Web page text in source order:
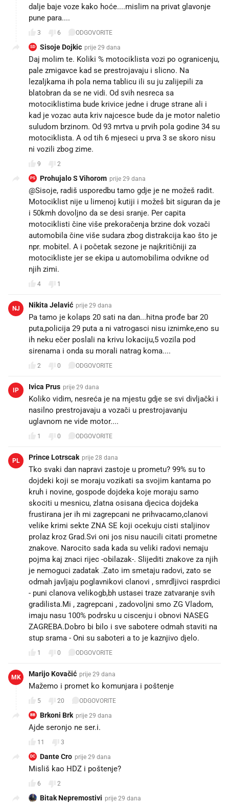
dalje baje voze kako hoće....mislim na privat glavonje
pune para....
3 6 ODGOVORITE
SD Sisoje Dojkic prije 29 dana
Daj molim te. Koliki % motociklista vozi po ogranicenju,
pale zmigavce kad se prestrojavaju i slicno. Na
lezaljkama ih pola nema tablicu ili su ju zalijepili za
blatobran da se ne vidi. Od svih nesreca sa
motociklistima bude krivice jedne i druge strane ali i
kad je vozac auta kriv najcesce bude da je motor naletio
suludom brzinom. Od 93 mrtva u prvih pola godine 34 su
motociklista. A od tih 6 mjeseci u prva 3 se skoro nisu
ni vozili zbog zime.
9 2
PS Prohujalo S Vihorom prije 29 dana
@Sisoje, radiš usporedbu tamo gdje je ne možeš radit.
Motociklist nije u limenoj kutiji i možeš bit siguran da je
i 50kmh dovoljno da se desi sranje. Per capita
motociklisti čine više prekoračenja brzine dok vozači
automobila čine više sudara zbog distrakcija kao što je
npr. mobitel. A i početak sezone je najkritičniji za
motocikliste jer se ekipa u automobilima odvikne od
njih zimi.
4 1
NJ Nikita Jelavić prije 29 dana
Pa tamo je kolaps 20 sati na dan...hitna prođe bar 20
puta,policija 29 puta a ni vatrogasci nisu iznimke,eno su
ih neku ečer poslali na krivu lokaciju,5 vozila pod
sirenama i onda su morali natrag koma....
2 0 ODGOVORITE
IP Ivica Prus prije 29 dana
Koliko vidim, nesreća je na mjestu gdje se svi divljački i
nasilno prestrojavaju a vozači u prestrojavanju
uglavnom ne vide motor....
1 0 ODGOVORITE
PL Prince Lotrscak prije 28 dana
Tko svaki dan napravi zastoje u prometu? 99% su to
dojdeki koji se moraju vozikati sa svojim kantama po
kruh i novine, gospode dojdeka koje moraju samo
skociti u mesnicu, zlatna osisana djecica dojdeka
frustirana jer ih mi zagrepcani ne prihvacamo,clanovi
velike krimi sekte ZNA SE koji ocekuju cisti staljinov
prolaz kroz Grad.Svi oni jos nisu naucili citati prometne
znakove. Narocito sada kada su veliki radovi nemaju
pojma kaj znaci rijec -obilazak-. Slijediti znakove za njih
je nemoguci zadatak .Zato im smetaju radovi, zato se
odmah javljaju poglavnikovi clanovi , smrdljivci rasprdici
- puni clanova velikogb,bh ustasei traze zatvaranje svih
gradilista.Mi , zagrepcani , zadovoljni smo ZG Vladom,
imaju nasu 100% podrsku u ciscenju i obnovi NASEG
ZAGREBA.Dobro bi bilo i sve sabotere odmah staviti na
stup srama - Oni su saboteri a to je kaznjivo djelo.
1 0 ODGOVORITE
MK Marijo Kovačić prije 29 dana
Mažemo i promet ko komunjara i poštenje
5 20 ODGOVORITE
BB Brkoni Brk prije 29 dana
Ajde seronjo ne ser.i.
11 3
DC Dante Cro prije 29 dana
Misliš kao HDZ i poštenje?
6 2
Bitak Nepremostivi prije 29 dana